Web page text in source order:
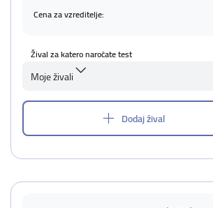
Cena za vzreditelje:
Žival za katero naročate test
Moje živali
Dodaj žival